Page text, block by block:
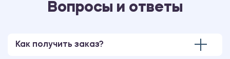
Вопросы и ответы
Как получить заказ?